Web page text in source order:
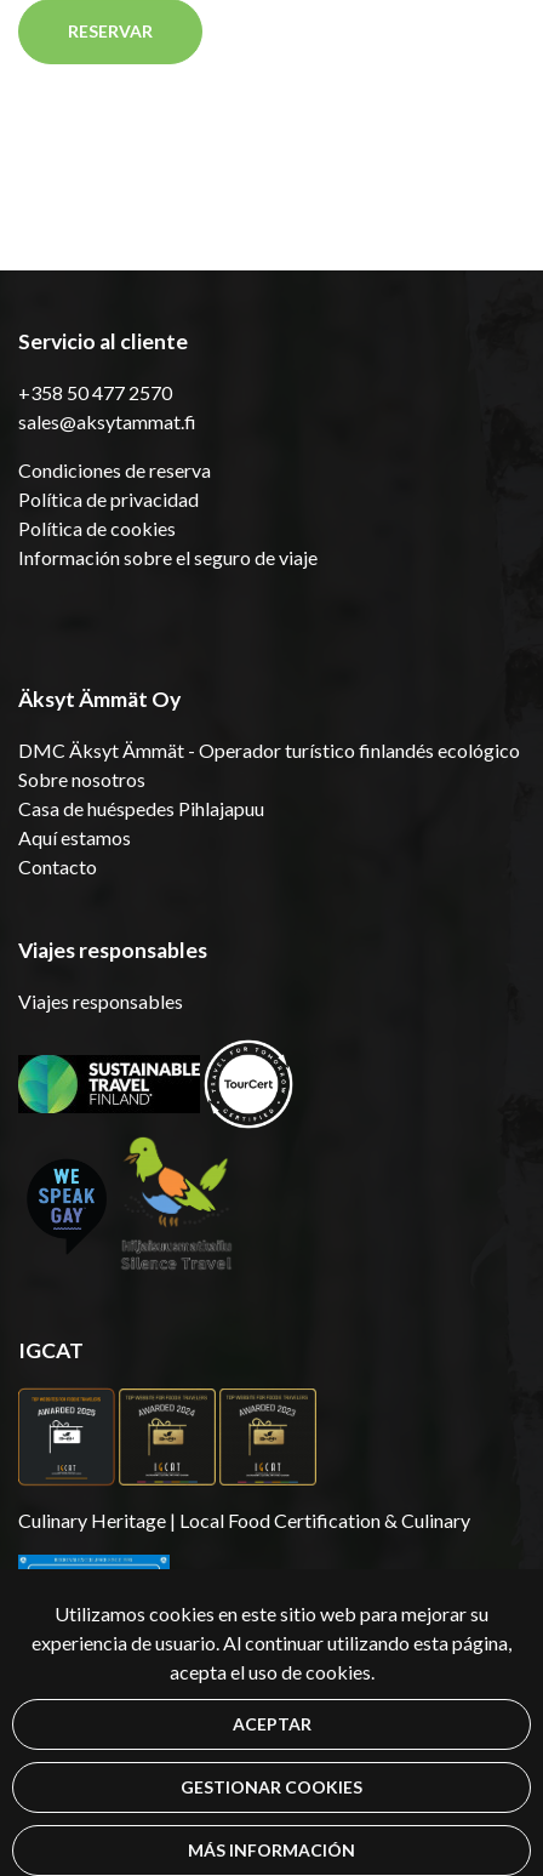
Utilizamos cookies en este sitio web para mejorar su
experiencia de usuario. Al continuar utilizando esta página,
acepta el uso de cookies.
ACEPTAR
GESTIONAR COOKIES
MÁS INFORMACIÓN
RESERVAR
Servicio al cliente
+358 50 477 2570
sales@aksytammat.fi
Condiciones de reserva
Política de privacidad
Política de cookies
Información sobre el seguro de viaje
Äksyt Ämmät Oy
DMC Äksyt Ämmät - Operador turístico finlandés ecológico
Sobre nosotros
Casa de huéspedes Pihlajapuu
Aquí estamos
Contacto
Viajes responsables
Viajes responsables
IGCAT
Culinary Heritage | Local Food Certification & Culinary
Copyright 2026 | Äksyt Ämmät